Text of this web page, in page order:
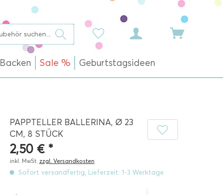
Backen Sale % Geburtstagsideen
PAPPTELLER BALLERINA, Ø 23
CM, 8 STÜCK
2,50 € *
inkl. MwSt. zzgl. Versandkosten
Sofort versandfertig, Lieferzeit: 1-3 Werktage